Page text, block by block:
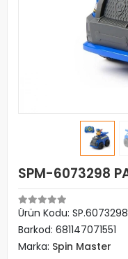
SPM-6073298
Ürün Kodu: SP.6073298
Barkod: 681147071551
Marka: Spin Master